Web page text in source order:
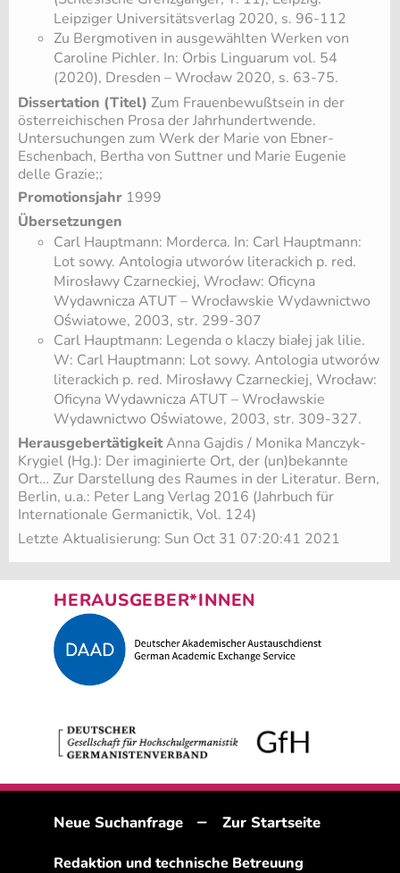
Leipziger Universitätsverlag 2020, s. 96-112
Zu Bergmotiven in ausgewählten Werken von
Caroline Pichler. In: Orbis Linguarum vol. 54
(2020), Dresden – Wrocław 2020, s. 63-75.
Dissertation (Titel) Zum Frauenbewußtsein in der
österreichischen Prosa der Jahrhundertwende.
Untersuchungen zum Werk der Marie von Ebner-
Eschenbach, Bertha von Suttner und Marie Eugenie
delle Grazie;;
Promotionsjahr 1999
Übersetzungen
Carl Hauptmann: Morderca. In: Carl Hauptmann:
Lot sowy. Antologia utworów literackich p. red.
Mirosławy Czarneckiej, Wrocław: Oficyna
Wydawnicza ATUT – Wrocławskie Wydawnictwo
Oświatowe, 2003, str. 299-307
Carl Hauptmann: Legenda o klaczy białej jak lilie.
W: Carl Hauptmann: Lot sowy. Antologia utworów
literackich p. red. Mirosławy Czarneckiej, Wrocław:
Oficyna Wydawnicza ATUT – Wrocławskie
Wydawnictwo Oświatowe, 2003, str. 309-327.
HerausgebertätigkeitAnna Gajdis / Monika Manczyk-
Krygiel (Hg.): Der imaginierte Ort, der (un)bekannte
Ort… Zur Darstellung des Raumes in der Literatur. Bern,
Berlin, u.a.: Peter Lang Verlag 2016 (Jahrbuch für
Internationale Germanictik, Vol. 124)
Letzte Aktualisierung: Sun Oct 31 07:20:41 2021
HERAUSGEBER*INNEN
Neue Suchanfrage – Zur Startseite
Redaktion und technische Betreuung